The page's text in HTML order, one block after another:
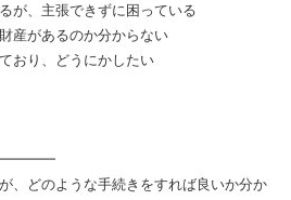
が、主張できずに困っている
産があるのか分からない
おり、どうにかしたい
、どのような手続きをすれば良いか分か